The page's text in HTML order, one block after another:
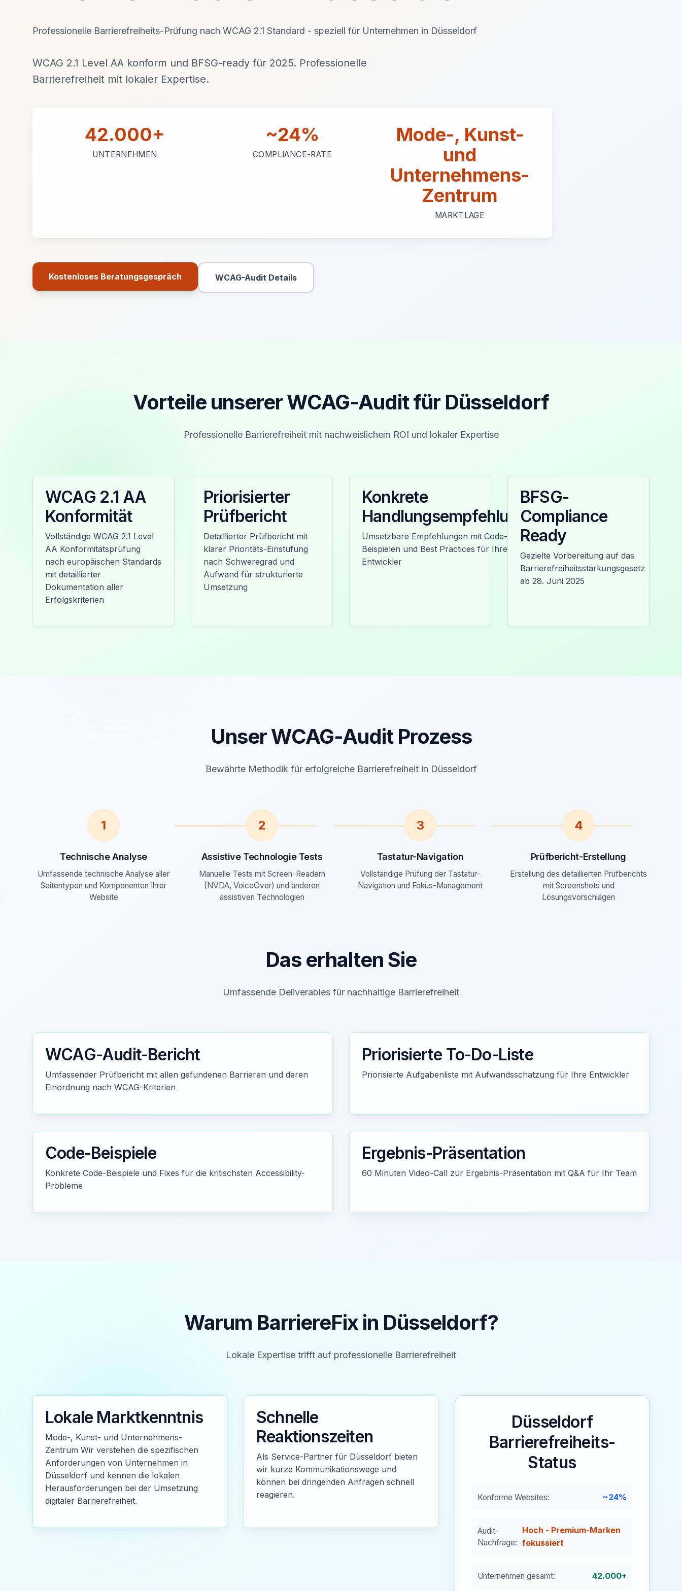
Professionelle Barrierefreiheits-Prüfung nach WCAG 2.1 Standard - speziell für Unternehmen in Düsseldorf
WCAG 2.1 Level AA konform und BFSG-ready für 2025. Professionelle
Barrierefreiheit mit lokaler Expertise.
42.000+
UNTERNEHMEN
~24%
COMPLIANCE-RATE
Mode-, Kunst-
und
Unternehmens-
Zentrum
MARKTLAGE
Kostenloses Beratungsgespräch
Primäre Aktion WCAG-Audit Details
Sekundäre Aktion
Vorteile unserer WCAG-Audit für Düsseldorf
Professionelle Barrierefreiheit mit nachweislichem ROI und lokaler Expertise
WCAG 2.1 AA
Konformität
Vollständige WCAG 2.1 Level
AA Konformitätsprüfung
nach europäischen Standards
mit detaillierter
Dokumentation aller
Erfolgskriterien
Priorisierter
Prüfbericht
Detaillierter Prüfbericht mit
klarer Prioritäts-Einstufung
nach Schweregrad und
Aufwand für strukturierte
Umsetzung
Konkrete
Handlungsempfehlungen
Umsetzbare Empfehlungen mit Code-
Beispielen und Best Practices für Ihre
Entwickler
BFSG-
Compliance
Ready
Gezielte Vorbereitung auf das
Barrierefreiheitsstärkungsgesetz
ab 28. Juni 2025
Unser WCAG-Audit Prozess
Bewährte Methodik für erfolgreiche Barrierefreiheit in Düsseldorf
1
Technische Analyse
Umfassende technische Analyse aller
Seitentypen und Komponenten Ihrer
Website
2
Assistive Technologie Tests
Manuelle Tests mit Screen-Readern
(NVDA, VoiceOver) und anderen
assistiven Technologien
3
Tastatur-Navigation
Vollständige Prüfung der Tastatur-
Navigation und Fokus-Management
4
Prüfbericht-Erstellung
Erstellung des detaillierten Prüfberichts
mit Screenshots und
Lösungsvorschlägen
Das erhalten Sie
Umfassende Deliverables für nachhaltige Barrierefreiheit
WCAG-Audit-Bericht
Umfassender Prüfbericht mit allen gefundenen Barrieren und deren
Einordnung nach WCAG-Kriterien
Priorisierte To-Do-Liste
Priorisierte Aufgabenliste mit Aufwandsschätzung für Ihre Entwickler
Code-Beispiele
Konkrete Code-Beispiele und Fixes für die kritischsten Accessibility-
Probleme
Ergebnis-Präsentation
60 Minuten Video-Call zur Ergebnis-Präsentation mit Q&A für Ihr Team
Warum BarriereFix in Düsseldorf?
Lokale Expertise trifft auf professionelle Barrierefreiheit
Lokale Marktkenntnis
Mode-, Kunst- und Unternehmens-
Zentrum Wir verstehen die spezifischen
Anforderungen von Unternehmen in
Düsseldorf und kennen die lokalen
Herausforderungen bei der Umsetzung
digitaler Barrierefreiheit.
Schnelle
Reaktionszeiten
Als Service-Partner für Düsseldorf bieten
wir kurze Kommunikationswege und
können bei dringenden Anfragen schnell
reagieren.
Düsseldorf
Barrierefreiheits-
Status
Konforme Websites: ~24%
Audit-
Nachfrage:
Hoch - Premium-Marken
fokussiert
Unternehmen gesamt: 42.000+